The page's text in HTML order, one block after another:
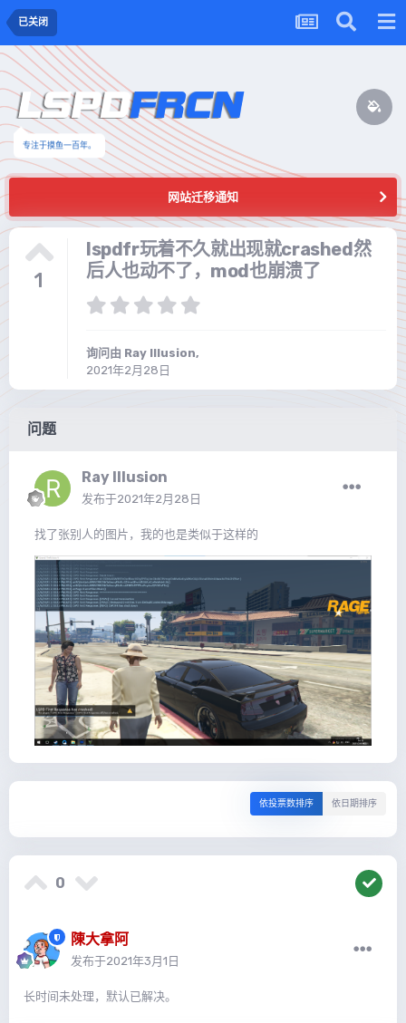
已关闭
专注于摸鱼一百年。
网站迁移通知
1
lspdfr玩着不久就出现就crashed然
后人也动不了，mod也崩溃了
询问由 Ray Illusion,
2021年2月28日
问题
Ray Illusion
发布于2021年2月28日
找了张别人的图片，我的也是类似于这样的
依投票数排序 依日期排序
0
陳大拿阿
发布于2021年3月1日
长时间未处理，默认已解决。